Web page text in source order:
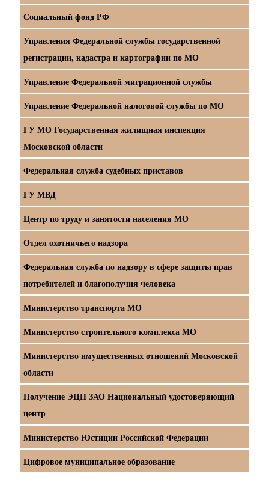
Социальный фонд РФ
Управления Федеральной службы государственной
регистрации, кадастра и картографии по МО
Управление Федеральной миграционной службы
Управление Федеральной налоговой службы по МО
ГУ МО Государственная жилищная инспекция
Московской области
Федеральная служба судебных приставов
ГУ МВД
Центр по труду и занятости населения МО
Отдел охотничьего надзора
Федеральная служба по надзору в сфере защиты прав
потребителей и благополучия человека
Министерство транспорта МО
Министерство строительного комплекса МО
Министерство имущественных отношений Московской
области
Получение ЭЦП ЗАО Национальный удостоверяющий
центр
Министерство Юстиции Российской Федерации
Цифровое муниципальное образование